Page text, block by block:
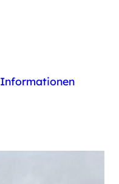
Informationen